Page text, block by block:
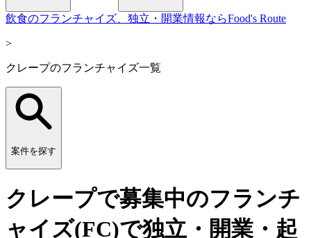
飲食のフランチャイズ、独立・開業情報ならFood's Route
>
クレープのフランチャイズ一覧
案件を探す
クレープで募集中のフランチ
ャイズ(FC)で独立・開業・起